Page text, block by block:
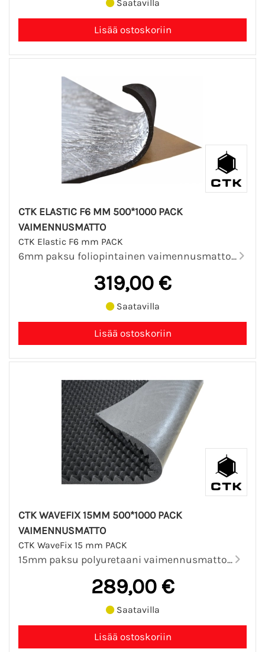
Saatavilla
CTK ELASTIC F6 MM 500*1000 PACK
VAIMENNUSMATTO
CTK Elastic F6 mm PACK
6mm paksu foliopintainen vaimennusmatto...
319,00 €
Saatavilla
CTK WAVEFIX 15MM 500*1000 PACK
VAIMENNUSMATTO
CTK WaveFix 15 mm PACK
15mm paksu polyuretaani vaimennusmatto...
289,00 €
Saatavilla